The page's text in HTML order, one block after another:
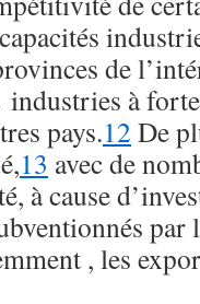
de
à
pays.12 De
13 avec de
à cause
par
, les